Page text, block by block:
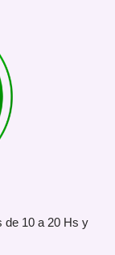
de 10 a 20 Hs y